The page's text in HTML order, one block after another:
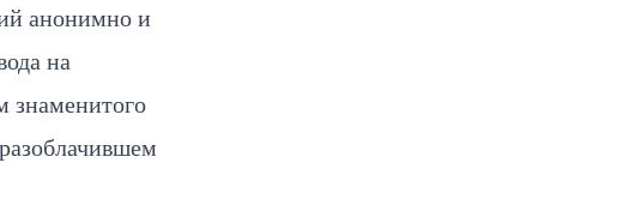
анонимно и
на
знаменитого